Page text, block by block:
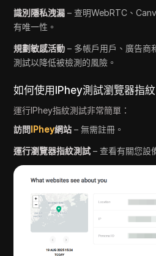
識別隱私洩漏 – 查明WebRTC、
有唯一性。
規劃敏感活動 – 多帳戶用戶、廣告商
測試以降低被檢測的風險。
如何使用IPhey測試瀏覽器指紋
運行IPhey指紋測試非常簡單：
訪問IPhey網站 – 無需註冊。
運行瀏覽器指紋測試 – 查看有關您設